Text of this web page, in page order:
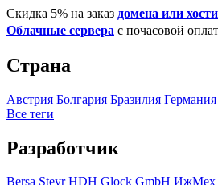
Скидка 5% на заказ домена или
Облачные сервера с почасовой
Страна
Австрия Болгария Бразилия Германия
Все теги
Разработчик
Bersa Steyr HDH Glock GmbH ИжМех